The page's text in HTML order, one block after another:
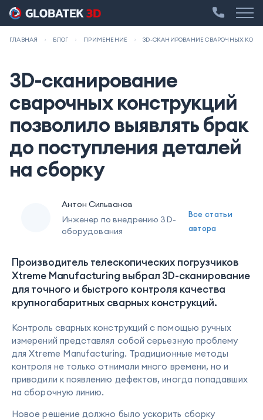
ГЛАВНАЯ БЛОГ ПРИМЕНЕНИЕ 3D-СКАНИРОВАНИЕ СВАРОЧНЫХ
3D-сканирование
сварочных конструкций
позволило выявлять брак
до поступления деталей
на сборку
Антон Сильванов
Инженер по внедрению 3D-
оборудования
Все статьи
автора
Производитель телескопических погрузчиков
Xtreme Manufacturing выбрал 3D-сканирование
для точного и быстрого контроля качества
крупногабаритных сварных конструкций.
Контроль сварных конструкций с помощью ручных
измерений представлял собой серьезную проблему
для Xtreme Manufacturing. Традиционные методы
контроля не только отнимали много времени, но и
приводили к появлению дефектов, иногда попадавших
на сборочную линию.
Новое решение должно было ускорить сборку